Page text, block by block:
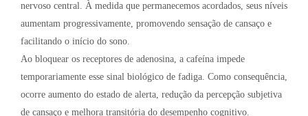
nervoso central. À medida que permanecemos acordados, seus níveis
aumentam progressivamente, promovendo sensação de cansaço e
facilitando o início do sono.
Ao bloquear os receptores de adenosina, a cafeína impede
temporariamente esse sinal biológico de fadiga. Como consequência,
ocorre aumento do estado de alerta, redução da percepção subjetiva
de cansaço e melhora transitória do desempenho cognitivo.